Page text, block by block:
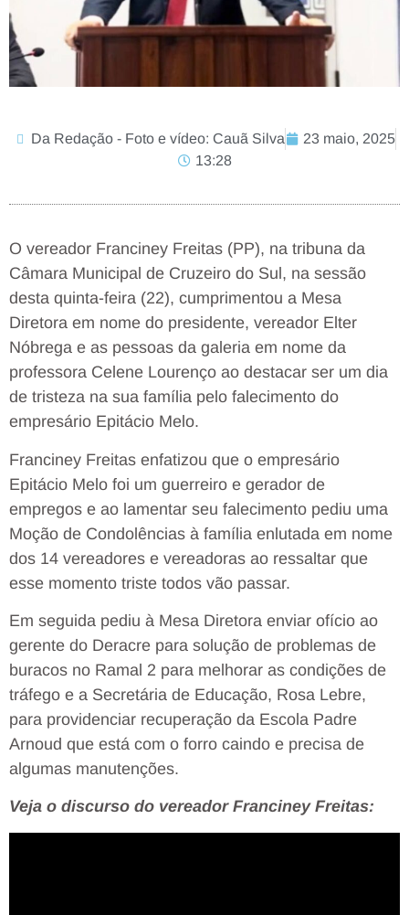
Da Redação - Foto e vídeo: Cauã Silva
23 maio, 2025
13:28
O vereador Franciney Freitas (PP), na tribuna da
Câmara Municipal de Cruzeiro do Sul, na sessão
desta quinta-feira (22), cumprimentou a Mesa
Diretora em nome do presidente, vereador Elter
Nóbrega e as pessoas da galeria em nome da
professora Celene Lourenço ao destacar ser um dia
de tristeza na sua família pelo falecimento do
empresário Epitácio Melo.
Franciney Freitas enfatizou que o empresário
Epitácio Melo foi um guerreiro e gerador de
empregos e ao lamentar seu falecimento pediu uma
Moção de Condolências à família enlutada em nome
dos 14 vereadores e vereadoras ao ressaltar que
esse momento triste todos vão passar.
Em seguida pediu à Mesa Diretora enviar ofício ao
gerente do Deracre para solução de problemas de
buracos no Ramal 2 para melhorar as condições de
tráfego e a Secretária de Educação, Rosa Lebre,
para providenciar recuperação da Escola Padre
Arnoud que está com o forro caindo e precisa de
algumas manutenções.
Veja o discurso do vereador Franciney Freitas: